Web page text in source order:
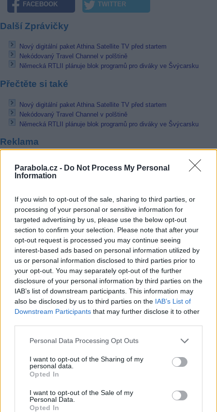
Parabola.cz - Do Not Process My Personal
Information
If you wish to opt-out of the sale, sharing to third parties, or
processing of your personal or sensitive information for
targeted advertising by us, please use the below opt-out
section to confirm your selection. Please note that after your
opt-out request is processed you may continue seeing
interest-based ads based on personal information utilized by
us or personal information disclosed to third parties prior to
your opt-out. You may separately opt-out of the further
disclosure of your personal information by third parties on the
IAB’s list of downstream participants. This information may
also be disclosed by us to third parties on the IAB’s List of
Downstream Participants that may further disclose it to other
Personal Data Processing Opt Outs
I want to opt-out of the Sharing of my
personal data.
Opted In
I want to opt-out of the Sale of my
Personal Data.
Opted In
FACEBOOK TWITTER
Další Zprávičky
Nový digitální paket Athina Satellite TV před startem
Nekódovaný Travel Channel v polštině
Německá RTLII plánuje blok programů pro diváky ve Švýcarsku
Přečtěte si také
Nový digitální paket Athina Satellite TV před startem
Nekódovaný Travel Channel v polštině
Německá RTLII plánuje blok programů pro diváky ve Švýcarsku
Reklama
07.08.2026 - Bosch Powertrain s.r.o. Jihlava • obsluha CNC strojů •
48.400 Kč • náborový bonus 50.000 Kč • příspěvek na ubytování
okres Jihlava)
07.08.2026 -Specialista pro elektronická zařízení údržby (m/ž) (tř.
Klementa 869, Mladá Boleslav II)
06.08.2026 -Bosch Powertrain s.r.o. Jihlava • CNC operátor• mzda
Kč • náborový bonus 50.000 Kč • příspěvek na ubytování (Jihlava,
Jihlava)
06.08.2026 -Bosch Powertrain s.r.o. • montážní dělník • mzda 44.700
týdenní zálohy na mzdu 2.000 Kč (Jihlava, okres Jihlava)
... další nabídky zaměstnání
Vybrané články
Prima sport - co nabídne v prvním
vysílacím týdnu
Kdy a kde bude Prima sport k